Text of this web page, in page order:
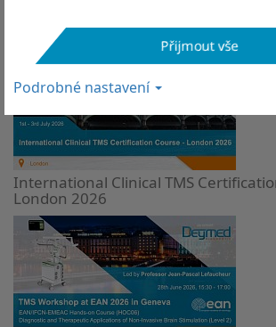
Live Clinical TMS Certification |
International Clinical TMS
London 2026
Podrobné nastavení
Přijmout vše